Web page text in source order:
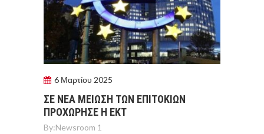
6 Μαρτίου 2025
ΣΕ ΝΕΑ ΜΕΙΩΣΗ ΤΩΝ ΕΠΙΤΟΚΙΩΝ
ΠΡΟΧΩΡΗΣΕ Η ΕΚΤ
By:Newsroom 1